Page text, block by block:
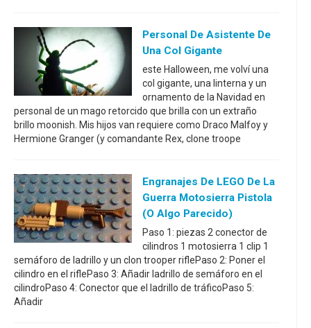
Personal De Asistente De
Una Col Gigante
este Halloween, me volví una
col gigante, una linterna y un
ornamento de la Navidad en
personal de un mago retorcido que brilla con un extraño
brillo moonish. Mis hijos van requiere como Draco Malfoy y
Hermione Granger (y comandante Rex, clone troope
Engranajes De LEGO De La
Guerra Motosierra Pistola
(o Algo Parecido)
Paso 1: piezas 2 conector de
cilindros 1 motosierra 1 clip 1
semáforo de ladrillo y un clon trooper riflePaso 2: Poner el
cilindro en el riflePaso 3: Añadir ladrillo de semáforo en el
cilindroPaso 4: Conector que el ladrillo de tráficoPaso 5:
Añadir